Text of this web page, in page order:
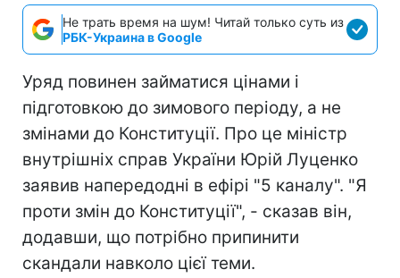
Не трать время на шум! Читай только суть из
РБК-Украина в Google
Уряд повинен займатися цінами і
підготовкою до зимового періоду, а не
змінами до Конституції. Про це міністр
внутрішніх справ України Юрій Луценко
заявив напередодні в ефірі "5 каналу". "Я
проти змін до Конституції", - сказав він,
додавши, що потрібно припинити
скандали навколо цієї теми.